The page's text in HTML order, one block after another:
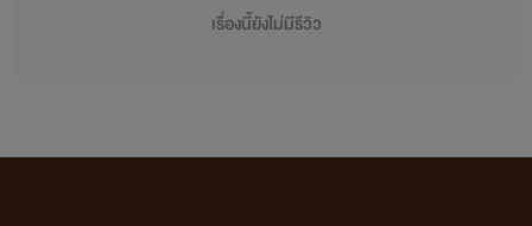
เจ้าของลิขสิทธิ์ต้นฉบับ China Literature
จากใจเก๋อเก๋อ
เรื่องนี้ยังไม่มีรีวิว